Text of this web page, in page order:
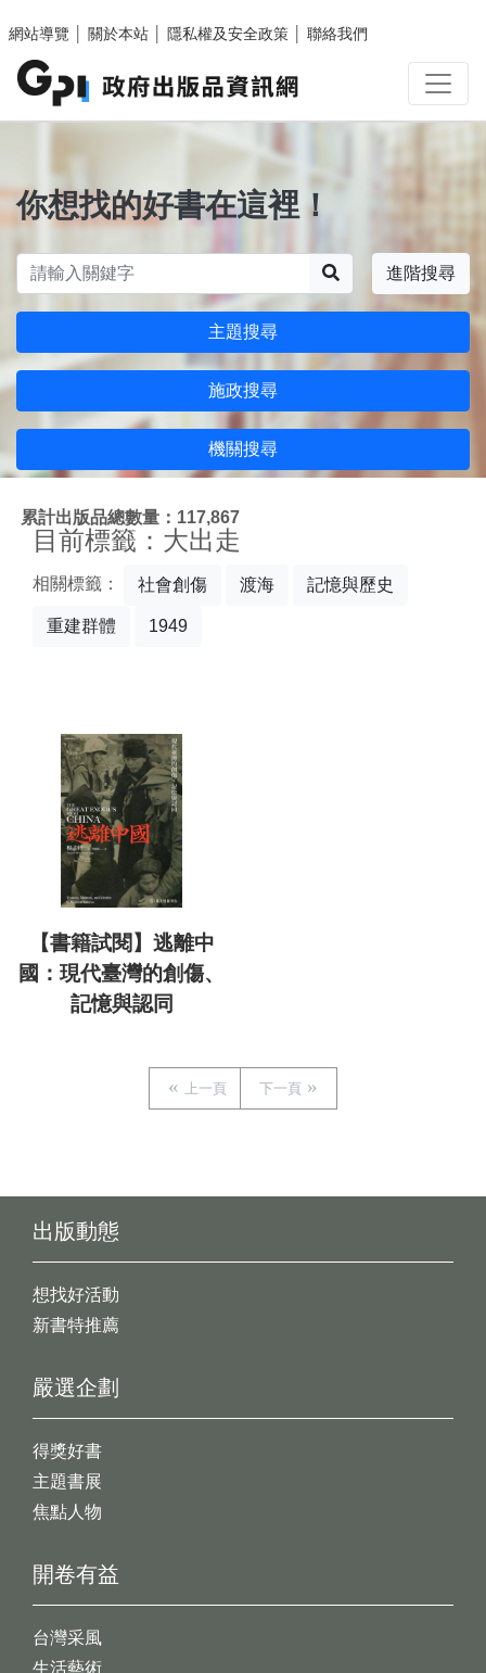
網站導覽
關於本站 隱私權及安全政策 聯絡我們
你想找的好書在這裡！
進階搜尋
主題搜尋
施政搜尋
機關搜尋
累計出版品總數量：117,867
目前標籤：大出走
相關標籤： 社會創傷 渡海 記憶與歷史
重建群體 1949
【書籍試閱】逃離中
國：現代臺灣的創傷、
記憶與認同
上一頁 下一頁
出版動態
想找好活動
新書特推薦
開卷有益
台灣采風
生活藝術
嚴選企劃
得獎好書
主題書展
焦點人物